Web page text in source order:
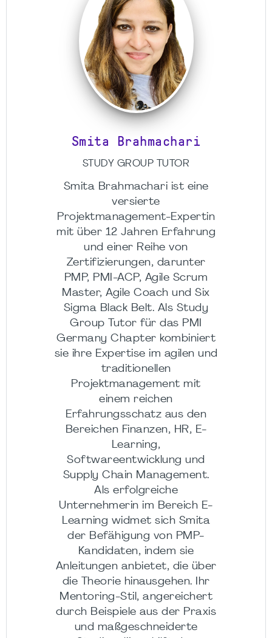
Smita Brahmachari
STUDY GROUP TUTOR
Smita Brahmachari ist eine
versierte
Projektmanagement-Expertin
mit über 12 Jahren Erfahrung
und einer Reihe von
Zertifizierungen, darunter
PMP, PMI-ACP, Agile Scrum
Master, Agile Coach und Six
Sigma Black Belt. Als Study
Group Tutor für das PMI
Germany Chapter kombiniert
sie ihre Expertise im agilen und
traditionellen
Projektmanagement mit
einem reichen
Erfahrungsschatz aus den
Bereichen Finanzen, HR, E-
Learning,
Softwareentwicklung und
Supply Chain Management.
Als erfolgreiche
Unternehmerin im Bereich E-
Learning widmet sich Smita
der Befähigung von PMP-
Kandidaten, indem sie
Anleitungen anbietet, die über
die Theorie hinausgehen. Ihr
Mentoring-Stil, angereichert
durch Beispiele aus der Praxis
und maßgeschneiderte